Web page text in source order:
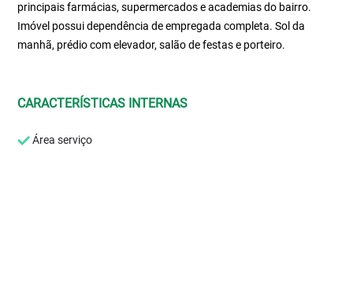
principais farmácias, supermercados e academias do bairro.
Imóvel possui dependência de empregada completa. Sol da
manhã, prédio com elevador, salão de festas e porteiro.
CARACTERÍSTICAS INTERNAS
Área serviço